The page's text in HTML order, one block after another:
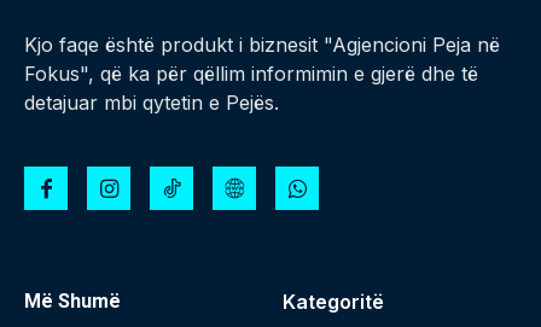
Kjo faqe është produkt i biznesit "Agjencioni Peja në
Fokus", që ka për qëllim informimin e gjerë dhe të
detajuar mbi qytetin e Pejës.
Më Shumë Kategoritë